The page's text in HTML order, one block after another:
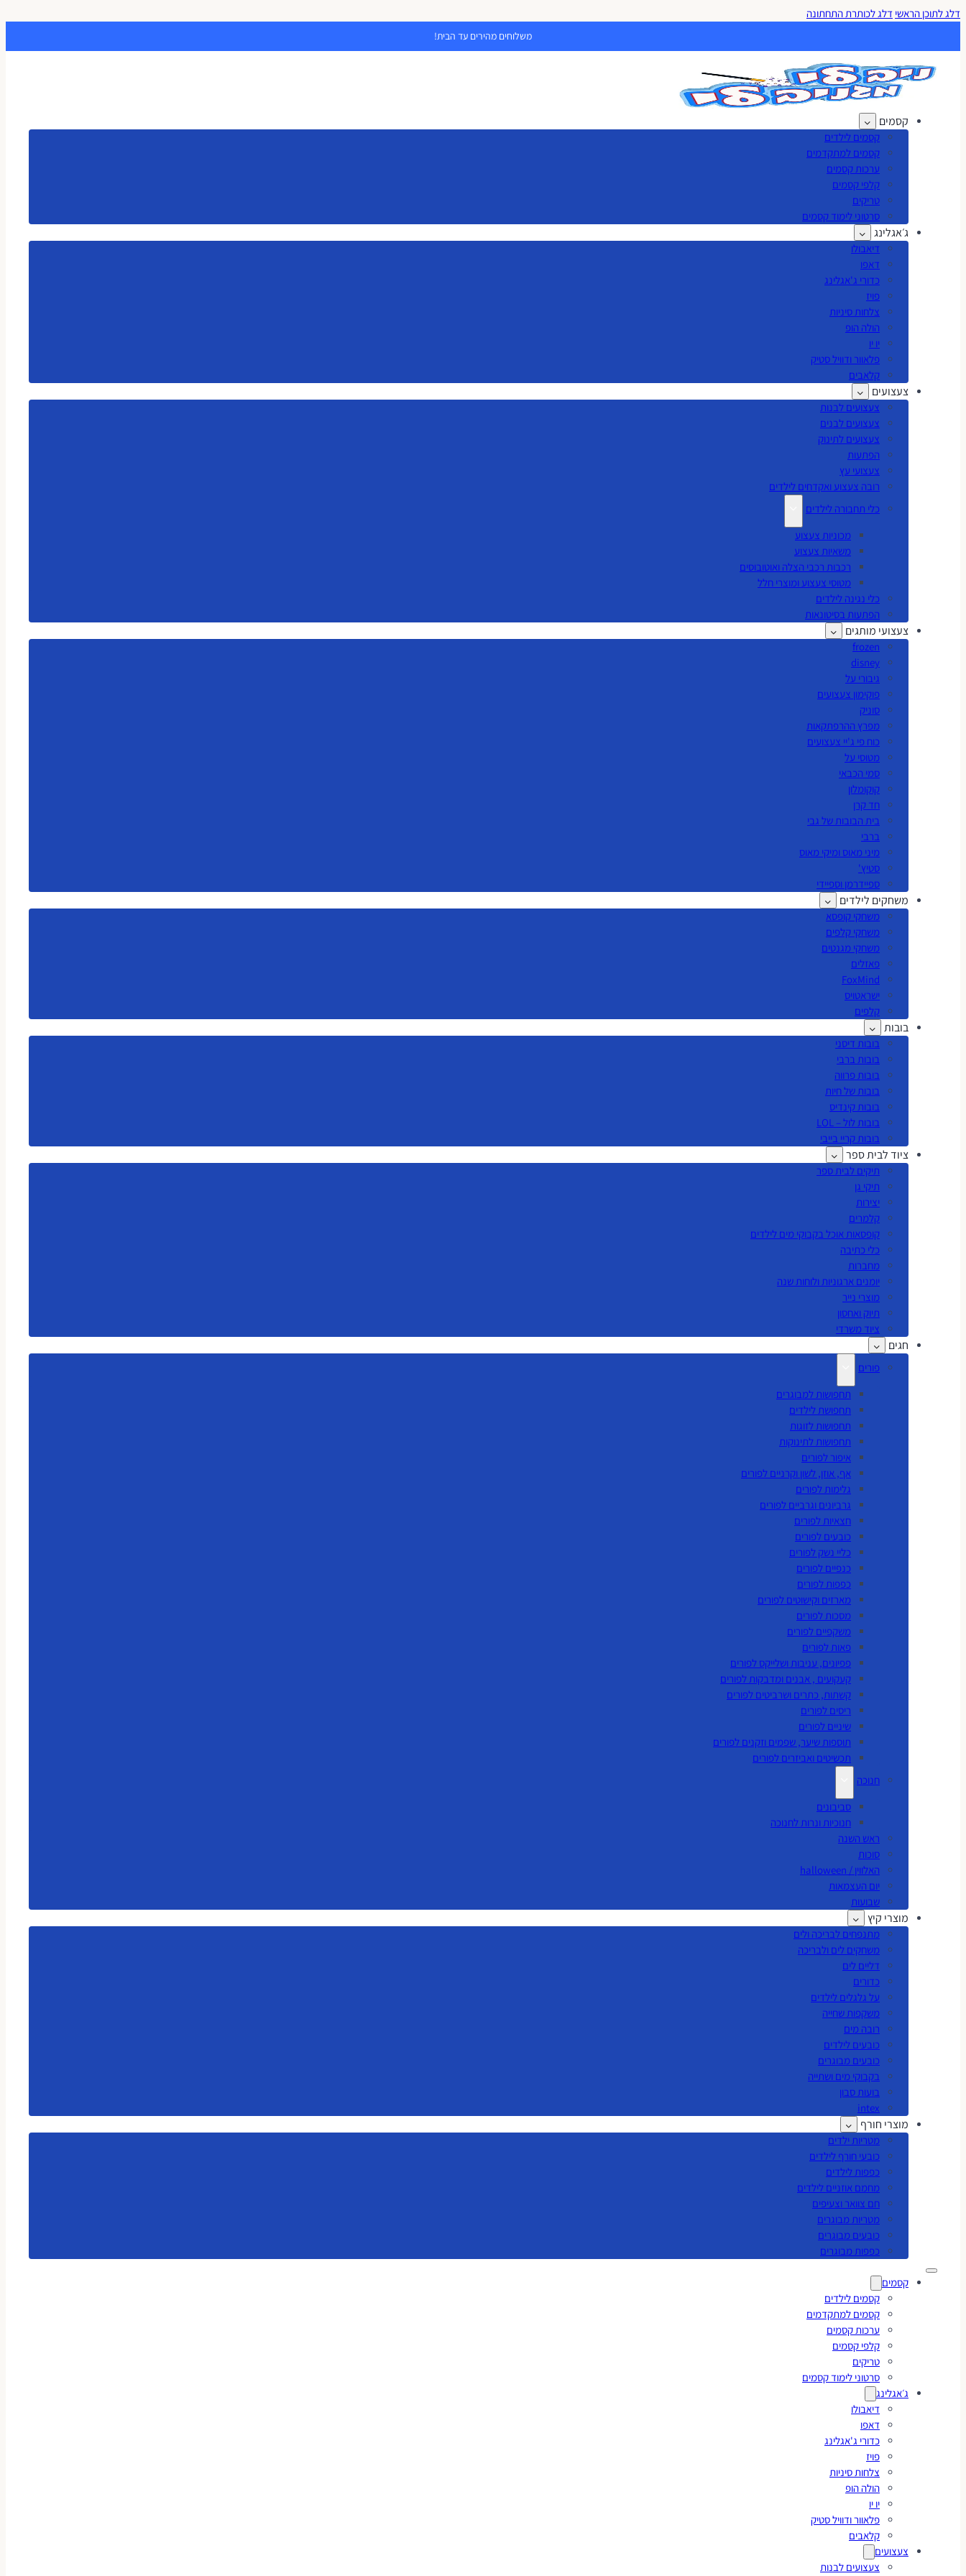
דלג לתוכן הראשי דלג לכותרת התחתונה
משלוחים מהירים עד הבית!
קסמים
קסמים לילדים
קסמים למתקדמים
ערכות קסמים
קלפי קסמים
טריקים
סרטוני לימוד קסמים
ג׳אגלינג
דיאבולו
דאפו
כדורי ג'אגלינג
פויז
צלחות סיניות
הולה הופ
יו יו
פלאוור ודוויל סטיק
קלאבים
צעצועים
צעצועים לבנות
צעצועים לבנים
צעצועים לתינוק
הפתעות
צעצועי עץ
רובה צעצוע ואקדחים לילדים
כלי תחבורה לילדים
מכוניות צעצוע
משאיות צעצוע
רכבות רכבי הצלה ואוטובוסים
מטוסי צעצוע ומוצרי חלל
כלי נגינה לילדים
הפתעות בסיטונאות
צעצועי מותגים
frozen
disney
גיבורי על
פוקימון צעצועים
סוניק
מפרץ ההרפתקאות
כוח פי ג'יי צעצועים
מטוסי על
סמי הכבאי
קוקומלון
חד קרן
בית הבובות של גבי
ברבי
מיני מאוס ומיקי מאוס
סטיץ'
ספיידרמן וספיידי
משחקים לילדים
משחקי קופסא
משחקי קלפים
משחקי מגנטים
פאזלים
FoxMind
ישראטויס
קלפים
בובות
בובות דיסני
בובות ברבי
בובות פרווה
בובות של חיות
בובות קינדיס
בובות לול – LOL
בובות קריי בייבי
ציוד לבית ספר
תיקים לבית ספר
תיקי גן
יצירות
קלמרים
קופסאות אוכל בקבוקי מים לילדים
כלי כתיבה
מחברות
יומנים ארגוניות ולוחות שנה
מוצרי נייר
תיוק ואחסון
ציוד משרדי
חגים
פורים
תחפושות למבוגרים
תחפושת לילדים
תחפושות לזוגות
תחפושות לתינוקות
איפור לפורים
אף, אוזן, לשון וקרניים לפורים
גלימות לפורים
גרביונים וגרביים לפורים
חצאיות לפורים
כובעים לפורים
כליי נשק לפורים
כנפיים לפורים
כפפות לפורים
מארזים וקישוטים לפורים
מסכות לפורים
משקפיים לפורים
פאות לפורים
פפיונים, עניבות ושלייקס לפורים
קעקועים , אבנים ומדבקות לפורים
קשתות, כתרים ושרביטים לפורים
ריסים לפורים
שיניים לפורים
תוספות שיער, שפמים וזקנים לפורים
תכשיטים ואביזרים לפורים
חנוכה
סביבונים
חנוכיות ונרות לחנוכה
ראש השנה
סוכות
האלווין / halloween
יום העצמאות
שבועות
מוצרי קיץ
מתנפחים לבריכה ולים
משחקים לים ולבריכה
דליים לים
כדורים
על גלגלים לילדים
משקפות שחייה
רובה מים
כובעים לילדים
כובעים מבוגרים
בקבוקי מים ושתייה
בועות סבון
intex
מוצרי חורף
מטריות ילדים
כובעי חורף לילדים
כפפות לילדים
מחמם אוזניים לילדים
חם צוואר וצעיפים
מטריות מבוגרים
כובעים מבוגרים
כפפות מבוגרים
קסמים
קסמים לילדים
קסמים למתקדמים
ערכות קסמים
קלפי קסמים
טריקים
סרטוני לימוד קסמים
ג׳אגלינג
דיאבולו
דאפו
כדורי ג'אגלינג
פויז
צלחות סיניות
הולה הופ
יו יו
פלאוור ודוויל סטיק
קלאבים
צעצועים
צעצועים לבנות